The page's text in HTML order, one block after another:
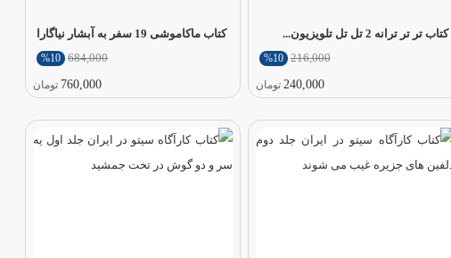
کتاب تر تر ترانه 2 تل تل تلویزیون...
216,000
%10
240,000 تومان
کتاب ماکاموشی 19 سفر به آبشار نیاگارا
684,000
%10
760,000 تومان